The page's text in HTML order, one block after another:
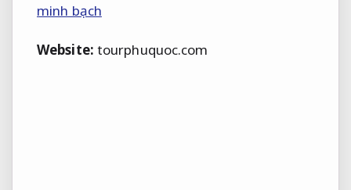
minh bạch
Website: tourphuquoc.com